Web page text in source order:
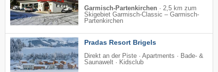
Garmisch-Partenkirchen · 2,5 km zum
Skigebiet Garmisch-Classic – Garmisch-
Partenkirchen
Pradas Resort Brigels
Direkt an der Piste · Apartments · Bade- &
Saunawelt · Kidsclub